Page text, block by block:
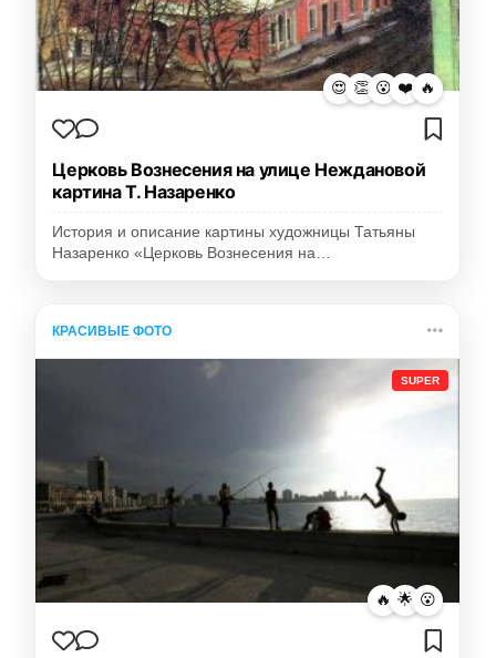
😍 👏 😮 ❤️ 🔥
Церковь Вознесения на улице Неждановой
картина Т. Назаренко
История и описание картины художницы Татьяны
Назаренко «Церковь Вознесения на…
КРАСИВЫЕ ФОТО
SUPER
🔥 🌟 😮